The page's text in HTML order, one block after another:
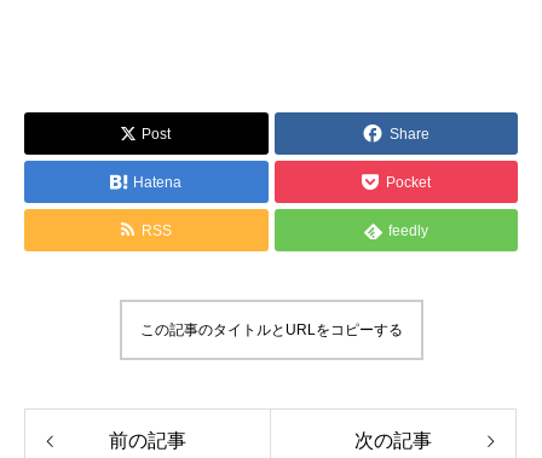
Post Share
Hatena Pocket
RSS feedly
この記事のタイトルとURLをコピーする
前の記事 次の記事